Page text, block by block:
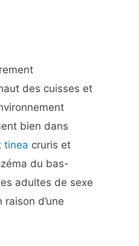
des cuisses et
bien dans
tinea cruris et
du bas-
adultes de sexe
d’une